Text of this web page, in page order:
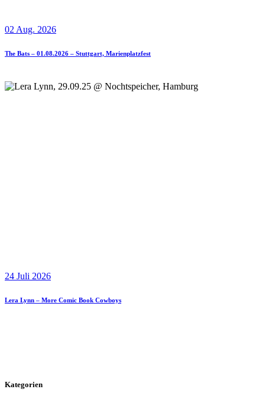
02 Aug. 2026
The Bats – 01.08.2026 – Stuttgart, Marienplatzfest
24 Juli 2026
Lera Lynn – More Comic Book Cowboys
Kategorien